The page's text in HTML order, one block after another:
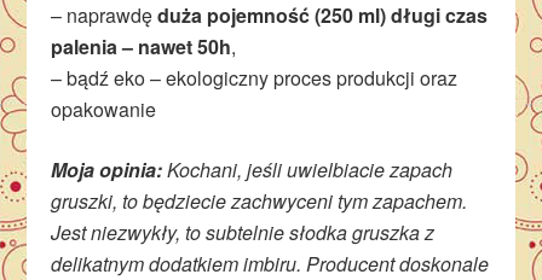
– naprawdęduża pojemność (250 ml) długi czas
palenia – nawet 50h,
– bądź eko – ekologiczny proces produkcji oraz
opakowanie
Moja opinia:Kochani, jeśli uwielbiacie zapach
gruszki, to będziecie zachwyceni tym zapachem.
Jest niezwykły, to subtelnie słodka gruszka z
delikatnym dodatkiem imbiru. Producent doskonale